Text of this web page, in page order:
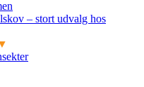
– stort udvalg hos